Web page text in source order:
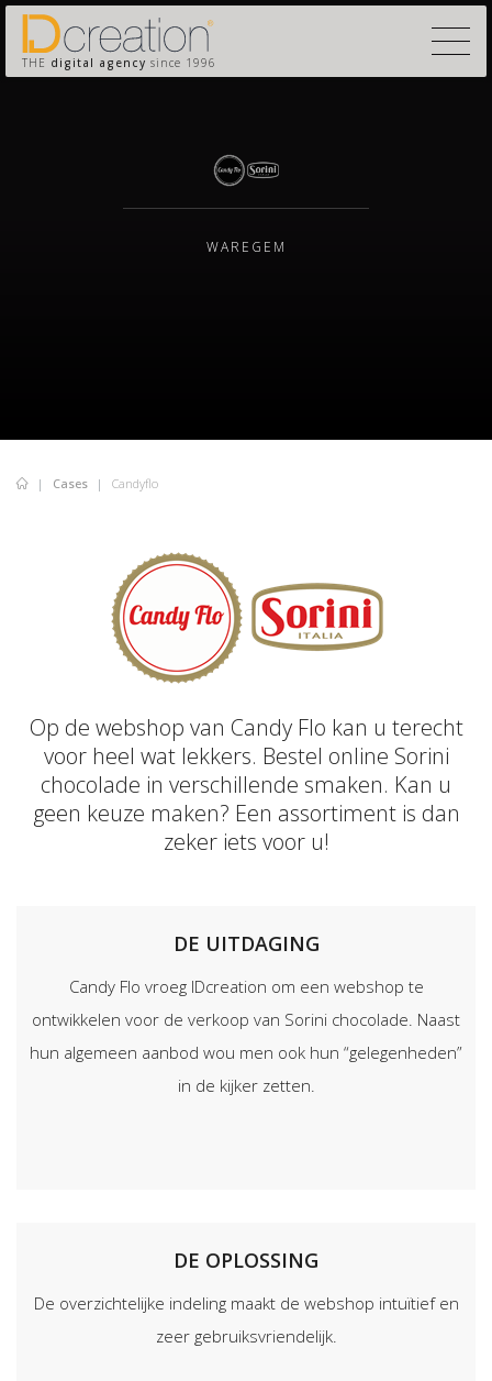
THE digital agency since 1996
WAREGEM
Cases Candyflo
Op de webshop van Candy Flo kan u terecht
voor heel wat lekkers. Bestel online Sorini
chocolade in verschillende smaken. Kan u
geen keuze maken? Een assortiment is dan
zeker iets voor u!
DE UITDAGING
Candy Flo vroeg IDcreation om een webshop te
ontwikkelen voor de verkoop van Sorini chocolade. Naast
hun algemeen aanbod wou men ook hun “gelegenheden”
in de kijker zetten.
DE OPLOSSING
De overzichtelijke indeling maakt de webshop intuïtief en
zeer gebruiksvriendelijk.